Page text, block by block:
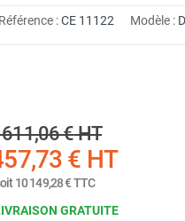
Référence :CE 11122 Modèle :
€HT
€ HT
10 149,28 €TTC
GRATUITE